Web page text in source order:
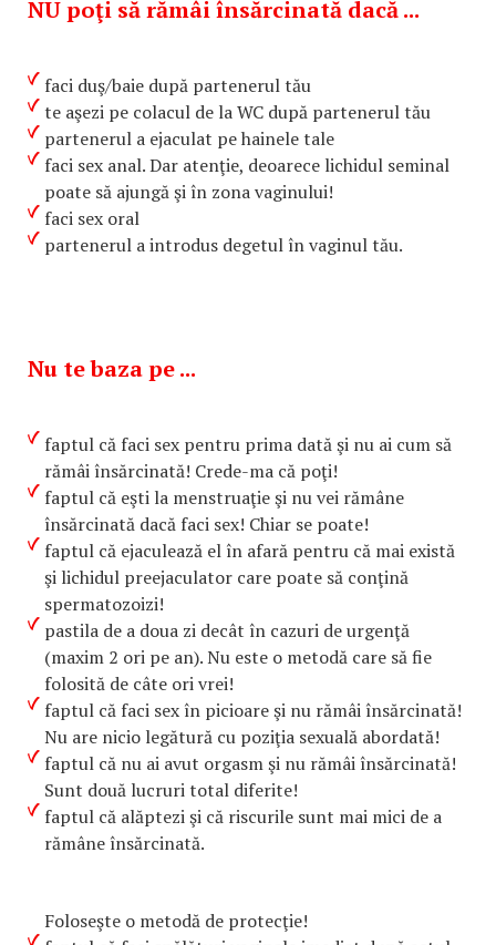
NU poţi să rămâi însărcinată dacă ...
faci duş/baie după partenerul tău
te aşezi pe colacul de la WC după partenerul tău
partenerul a ejaculat pe hainele tale
faci sex anal. Dar atenţie, deoarece lichidul seminal
poate să ajungă şi în zona vaginului!
faci sex oral
partenerul a introdus degetul în vaginul tău.
Nu te baza pe ...
faptul că faci sex pentru prima dată şi nu ai cum să
rămâi însărcinată! Crede-ma că poţi!
faptul că eşti la menstruaţie şi nu vei rămâne
însărcinată dacă faci sex! Chiar se poate!
faptul că ejaculează el în afară pentru că mai există
şi lichidul preejaculator care poate să conţină
spermatozoizi!
pastila de a doua zi decât în cazuri de urgenţă
(maxim 2 ori pe an). Nu este o metodă care să fie
folosită de câte ori vrei!
faptul că faci sex în picioare şi nu rămâi însărcinată!
Nu are nicio legătură cu poziţia sexuală abordată!
faptul că nu ai avut orgasm şi nu rămâi însărcinată!
Sunt două lucruri total diferite!
faptul că alăptezi şi că riscurile sunt mai mici de a
rămâne însărcinată.
Foloseşte o metodă de protecţie!